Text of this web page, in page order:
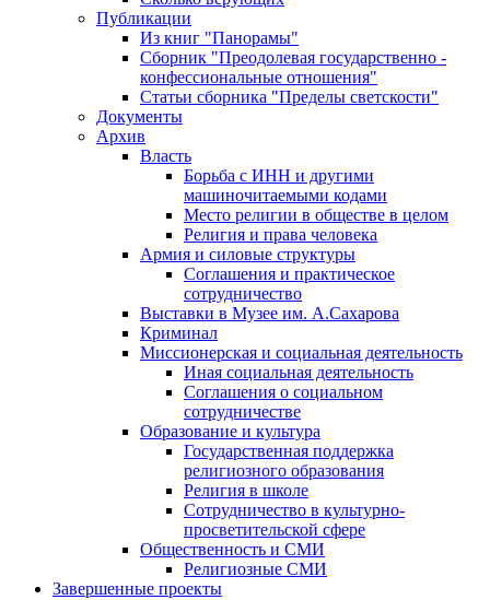
Публикации
Из книг "Панорамы"
Сборник "Преодолевая государственно -
конфессиональные отношения"
Статьи сборника "Пределы светскости"
Документы
Архив
Власть
Борьба с ИНН и другими
машиночитаемыми кодами
Место религии в обществе в целом
Религия и права человека
Армия и силовые структуры
Соглашения и практическое
сотрудничество
Выставки в Музее им. А.Сахарова
Криминал
Миссионерская и социальная деятельность
Иная социальная деятельность
Соглашения о социальном
сотрудничестве
Образование и культура
Государственная поддержка
религиозного образования
Религия в школе
Сотрудничество в культурно-
просветительской сфере
Общественность и СМИ
Религиозные СМИ
Завершенные проекты